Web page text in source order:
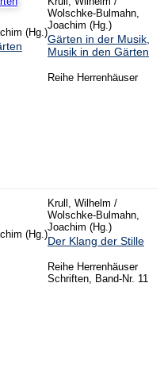
(Hg.)
Wolschke-Bulmahn,
Joachim (Hg.)
Gärten in der Musik,
Musik in den Gärten
Reihe Herrenhäuser
(Hg.)
Krull, Wilhelm /
Wolschke-Bulmahn,
Joachim (Hg.)
Der Klang der Stille
Reihe Herrenhäuser
Schriften, Band-Nr. 11